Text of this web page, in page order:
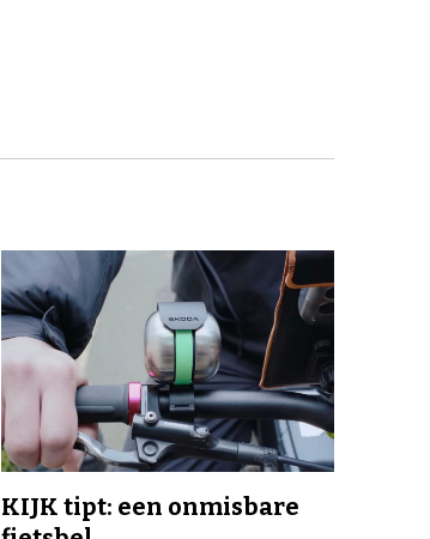
KIJK tipt: een onmisbare